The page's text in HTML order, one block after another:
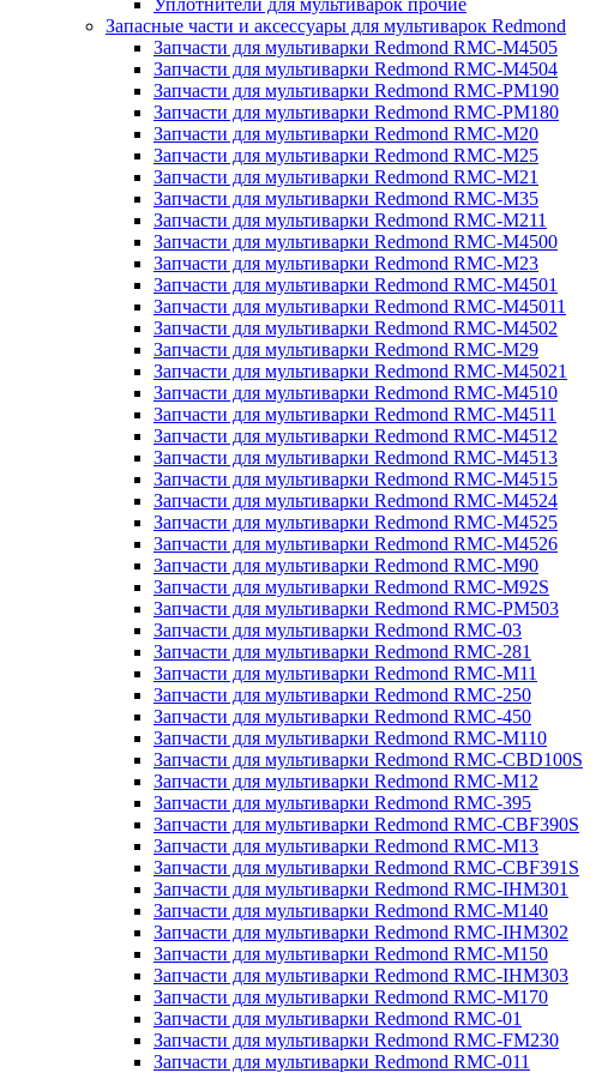
Уплотнители для мультиварок прочие
Запасные части и аксессуары для мультиварок Redmond
Запчасти для мультиварки Redmond RMC-M4505
Запчасти для мультиварки Redmond RMC-M4504
Запчасти для мультиварки Redmond RMC-PM190
Запчасти для мультиварки Redmond RMC-PM180
Запчасти для мультиварки Redmond RMC-M20
Запчасти для мультиварки Redmond RMC-M25
Запчасти для мультиварки Redmond RMC-M21
Запчасти для мультиварки Redmond RMC-M35
Запчасти для мультиварки Redmond RMC-M211
Запчасти для мультиварки Redmond RMC-M4500
Запчасти для мультиварки Redmond RMC-M23
Запчасти для мультиварки Redmond RMC-M4501
Запчасти для мультиварки Redmond RMC-M45011
Запчасти для мультиварки Redmond RMC-M4502
Запчасти для мультиварки Redmond RMC-M29
Запчасти для мультиварки Redmond RMC-M45021
Запчасти для мультиварки Redmond RMC-M4510
Запчасти для мультиварки Redmond RMC-M4511
Запчасти для мультиварки Redmond RMC-M4512
Запчасти для мультиварки Redmond RMC-M4513
Запчасти для мультиварки Redmond RMC-M4515
Запчасти для мультиварки Redmond RMC-M4524
Запчасти для мультиварки Redmond RMC-M4525
Запчасти для мультиварки Redmond RMC-M4526
Запчасти для мультиварки Redmond RMC-M90
Запчасти для мультиварки Redmond RMC-M92S
Запчасти для мультиварки Redmond RMC-PM503
Запчасти для мультиварки Redmond RMC-03
Запчасти для мультиварки Redmond RMC-281
Запчасти для мультиварки Redmond RMC-M11
Запчасти для мультиварки Redmond RMC-250
Запчасти для мультиварки Redmond RMC-450
Запчасти для мультиварки Redmond RMC-M110
Запчасти для мультиварки Redmond RMC-CBD100S
Запчасти для мультиварки Redmond RMC-M12
Запчасти для мультиварки Redmond RMC-395
Запчасти для мультиварки Redmond RMC-CBF390S
Запчасти для мультиварки Redmond RMC-M13
Запчасти для мультиварки Redmond RMC-CBF391S
Запчасти для мультиварки Redmond RMC-IHM301
Запчасти для мультиварки Redmond RMC-M140
Запчасти для мультиварки Redmond RMC-IHM302
Запчасти для мультиварки Redmond RMC-M150
Запчасти для мультиварки Redmond RMC-IHM303
Запчасти для мультиварки Redmond RMC-M170
Запчасти для мультиварки Redmond RMC-01
Запчасти для мультиварки Redmond RMC-FM230
Запчасти для мультиварки Redmond RMC-011